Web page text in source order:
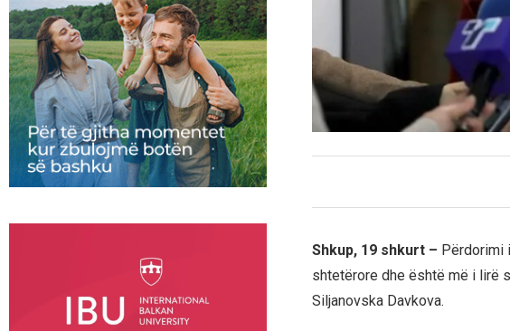
Shkup, 19 shkurt – Përdorimi
shtetërore dhe është më i lirë
Siljanovska Davkova.